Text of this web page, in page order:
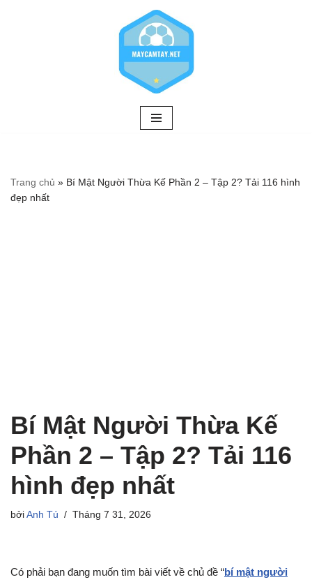
Trang chủ » Bí Mật Người Thừa Kế Phần 2 – Tập 2? Tải 116 hình
đẹp nhất
Bí Mật Người Thừa Kế
Phần 2 – Tập 2? Tải 116
hình đẹp nhất
bởi Anh Tú Tháng 7 31, 2026
Có phải bạn đang muốn tìm bài viết về chủ đề “bí mật người